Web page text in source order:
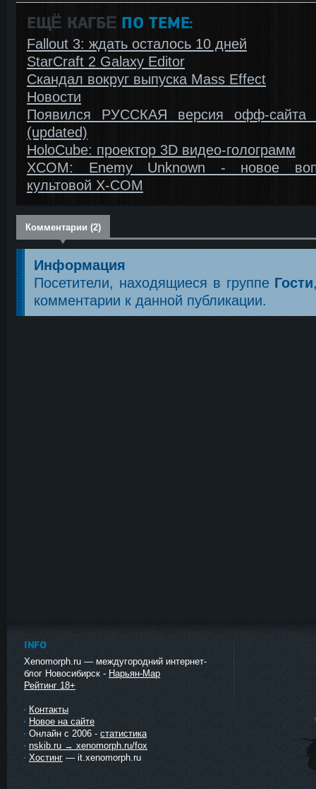
ЕЩЁ КАГБΕ ПО ТЕМЕ:
Fallout 3: ждать осталось 10 дней
StarCraft 2 Galaxy Editor
Скандал вокруг выпуска Mass Effect
Новости
Появился РУССКАЯ версия офф-сайта
(updated)
HoloCube: проектор 3D видео-голограмм
XCOM: Enemy Unknown - новое
культовой X-COM
Комментарии (2)
Информация
Посетители, находящиеся в группе Гости
комментарии к данной публикации.
INFO
Xenomorph.ru — междугородний интернет-
блог Новосибирск - Нарьян-Мар
Рейтинг 18+
Контакты
Новое на сайте
Онлайн с 2006 - статистика
nskib.ru → xenomorph.ru/fox
Хостинг — it.xenomorph.ru